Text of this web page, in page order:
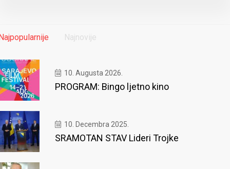
Najnovije
10. Augusta 2026.
PROGRAM: Bingo ljetno kino
10. Decembra 2025.
SRAMOTAN STAV Lideri Trojke